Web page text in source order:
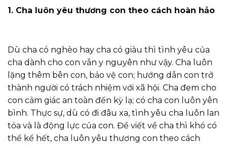
1. Cha luôn yêu thương con theo cách hoàn hảo
Dù cha có nghèo hay cha có giàu thì tình yêu của
cha dành cho con vẫn y nguyên như vậy. Cha luôn
lặng thêm bên con, bảo vệ con; hướng dẫn con trở
thành người có trách nhiệm với xã hội. Cha đem cho
con cảm giác an toàn đến kỳ lạ; có cha con luôn yên
bình. Thực sự, dù có đi đâu xa, tình yêu cha luôn lan
tỏa và là động lực của con. Để viết về cha thì khó có
thể kể hết, cha luôn yêu thương con theo cách